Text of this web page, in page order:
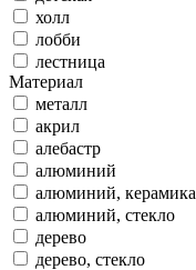
холл
лобби
лестница
Материал
металл
акрил
алебастр
алюминий
алюминий, керамика
алюминий, стекло
дерево
дерево, стекло